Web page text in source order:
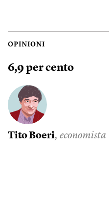
OPINIONI
6,9 per cento
Tito Boeri, economista